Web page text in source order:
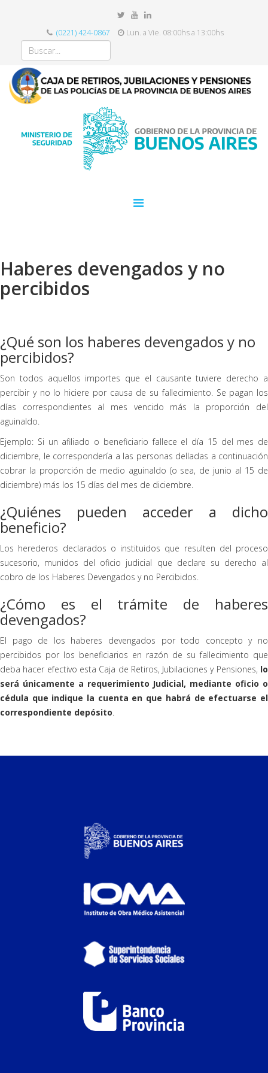
(0221) 424-0867 Lun. a Vie. 08:00hs a 13:00hs
Haberes devengados y no
percibidos
¿Qué son los haberes devengados y no
percibidos?
Son todos aquellos importes que el causante tuviere derecho a
percibir y no lo hiciere por causa de su fallecimiento. Se pagan los
días correspondientes al mes vencido más la proporción del
aguinaldo.
Ejemplo: Si un afiliado o beneficiario fallece el día 15 del mes de
diciembre, le correspondería a las personas delladas a continuación
cobrar la proporción de medio aguinaldo (o sea, de junio al 15 de
diciembre) más los 15 días del mes de diciembre.
¿Quiénes pueden acceder a dicho
beneficio?
Los herederos declarados o instituidos que resulten del proceso
sucesorio, munidos del oficio judicial que declare su derecho al
cobro de los Haberes Devengados y no Percibidos.
¿Cómo es el trámite de haberes
devengados?
El pago de los haberes devengados por todo concepto y no
percibidos por los beneficiarios en razón de su fallecimiento que
deba hacer efectivo esta Caja de Retiros, Jubilaciones y Pensiones, lo
será únicamente a requerimiento Judicial, mediante oficio o
cédula que indique la cuenta en que habrá de efectuarse el
correspondiente depósito.